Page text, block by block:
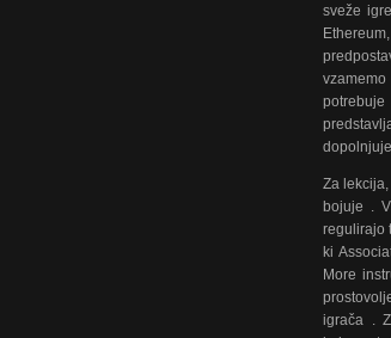
sveže
Za
bojuje .
regulirajo
ki
More
igrača .